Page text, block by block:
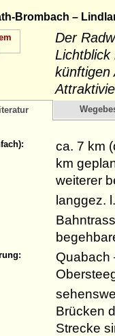
Brombach –
Der
Lichtblick
künftigen
ca. 7 km
km
weiterer
langgez.
Quabach
Brücken
Strecke